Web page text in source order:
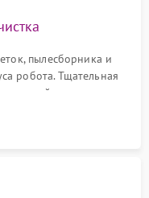
пылесборника и
робота. Тщательная
и плат от
животных с